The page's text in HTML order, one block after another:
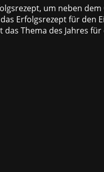
um neben
Erfolgsrezept für den
das Thema des Jahres